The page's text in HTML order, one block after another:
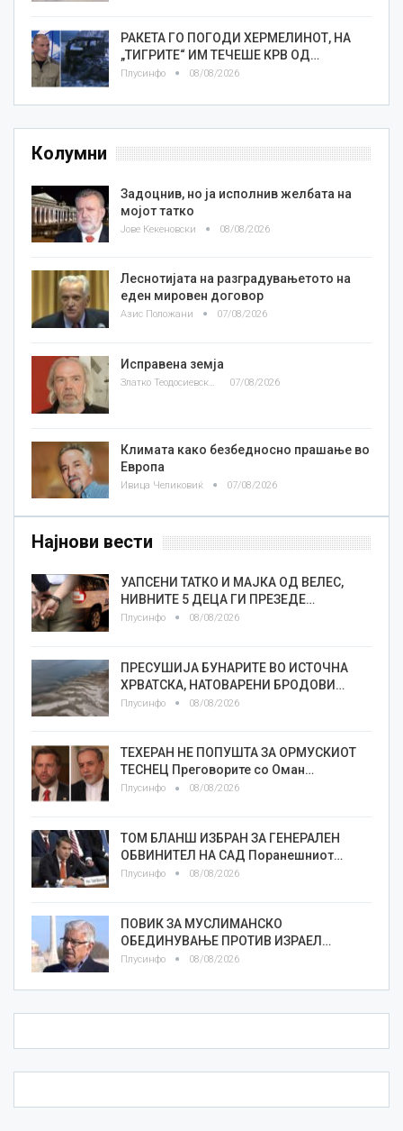
РАКЕТА ГО ПОГОДИ ХЕРМЕЛИНОТ, НА
„ТИГРИТЕ“ ИМ ТЕЧЕШЕ КРВ ОД…
Плусинфо 08/08/2026
Колумни
Задоцнив, но ја исполнив желбата на
мојот татко
Јове Кекеновски 08/08/2026
Леснотијата на разградувањетото на
еден мировен договор
Азис Положани 07/08/2026
Исправена земја
Златко Теодосиевски 07/08/2026
Климата како безбедносно прашање во
Европа
Ивица Челиковиќ 07/08/2026
Најнови вести
УАПСЕНИ ТАТКО И МАЈКА ОД ВЕЛЕС,
НИВНИТЕ 5 ДЕЦА ГИ ПРЕЗЕДЕ…
Плусинфо 08/08/2026
ПРЕСУШИЈА БУНАРИТЕ ВО ИСТОЧНА
ХРВАТСКА, НАТОВАРЕНИ БРОДОВИ…
Плусинфо 08/08/2026
ТЕХЕРАН НЕ ПОПУШТА ЗА ОРМУСКИОТ
ТЕСНЕЦ Преговорите со Оман…
Плусинфо 08/08/2026
ТОМ БЛАНШ ИЗБРАН ЗА ГЕНЕРАЛЕН
ОБВИНИТЕЛ НА САД Поранешниот…
Плусинфо 08/08/2026
ПОВИК ЗА МУСЛИМАНСКО
ОБЕДИНУВАЊЕ ПРОТИВ ИЗРАЕЛ…
Плусинфо 08/08/2026